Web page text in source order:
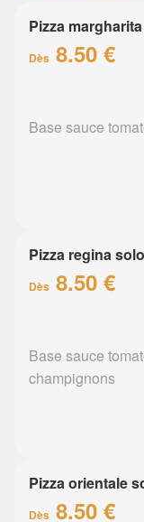
Pizza
Dès 8.50 €
Base sauce
Pizza regina solo
Dès 8.50 €
Base sauce
champignons
Pizza orientale
Dès 8.50 €